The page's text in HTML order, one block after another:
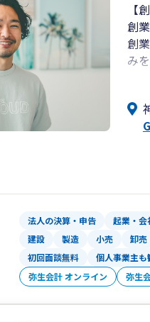
【
創
創
み
【
ク
チ
き
み
【
今
現
法人の決算・申告 起業・会
建設 製造 小売 卸売
初回面談無料 個人事業主も
弥生会計 オンライン 弥生